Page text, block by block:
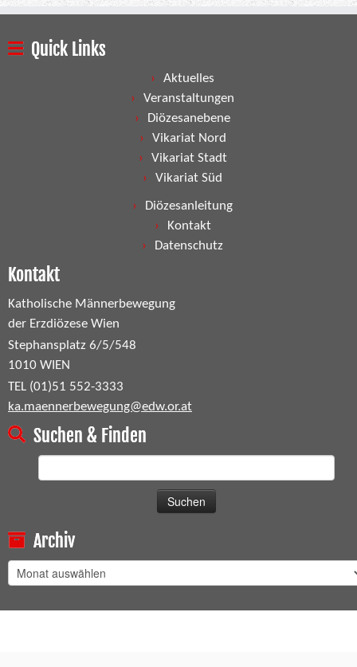
Quick Links
Aktuelles
Veranstaltungen
Diözesanebene
Vikariat Nord
Vikariat Stadt
Vikariat Süd
Diözesanleitung
Kontakt
Datenschutz
Kontakt
Katholische Männerbewegung
der Erzdiözese Wien
Stephansplatz 6/5/548
1010 WIEN
TEL (01)51 552-3333
ka.maennerbewegung@edw.or.at
Suchen & Finden
Archiv
Archiv